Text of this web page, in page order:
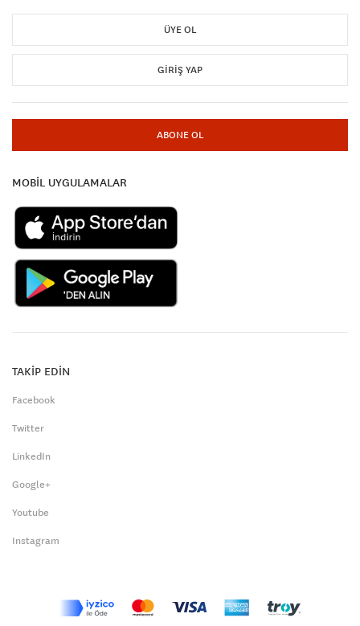
ÜYE OL
GIRIŞ YAP
ABONE OL
MOBİL UYGULAMALAR
TAKİP EDİN
Facebook
Twitter
LinkedIn
Google+
Youtube
Instagram